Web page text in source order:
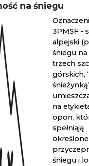
na śniegu
3PMSF -
alpejski
śniegu na
trzech
górskich,
na
opon,
spełniają
śniegu i